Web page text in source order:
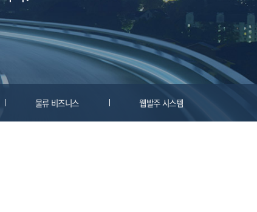
물류 비즈니스 웹발주 시스템